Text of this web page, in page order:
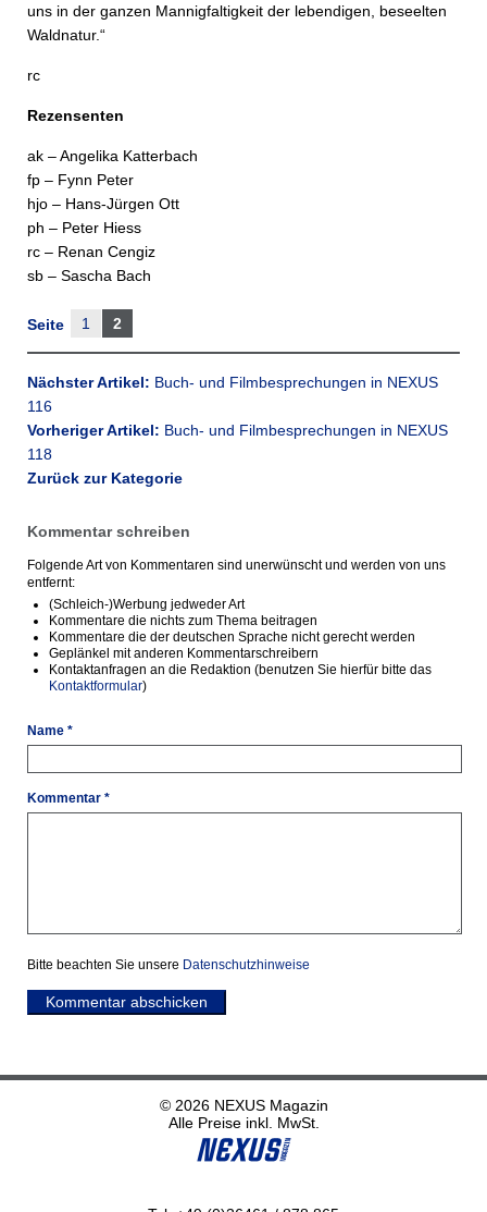
uns in der ganzen Mannigfaltigkeit der lebendigen, beseelten
Waldnatur.“
rc
Rezensenten
ak – Angelika Katterbach
fp – Fynn Peter
hjo – Hans-Jürgen Ott
ph – Peter Hiess
rc – Renan Cengiz
sb – Sascha Bach
Seite 1 2
Nächster Artikel: Buch- und Filmbesprechungen in NEXUS
116
Vorheriger Artikel: Buch- und Filmbesprechungen in NEXUS
118
Zurück zur Kategorie
Kommentar schreiben
Folgende Art von Kommentaren sind unerwünscht und werden von uns
entfernt:
(Schleich-)Werbung jedweder Art
Kommentare die nichts zum Thema beitragen
Kommentare die der deutschen Sprache nicht gerecht werden
Geplänkel mit anderen Kommentarschreibern
Kontaktanfragen an die Redaktion (benutzen Sie hierfür bitte das
Kontaktformular)
Name *
Kommentar *
Bitte beachten Sie unsere Datenschutzhinweise
Kommentar abschicken
© 2026 NEXUS Magazin
Alle Preise inkl. MwSt.